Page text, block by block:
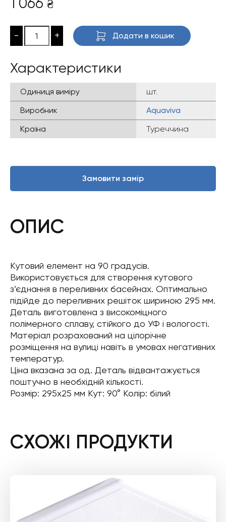
₴
- + Додати в кошик
Характеристики
Одиниця виміру
шт.
Виробник
Aquaviva
Країна
Туреччина
Замовити замір
ОПИС
Кутовий елемент на 90 градусів.
Використовується для створення кутового
з’єднання в переливних басейнах. Оптимально
підійде до переливних решіток шириною 295 мм.
Деталь виготовлена ​​з високоміцного
полімерного сплаву, стійкого до УФ і вологості.
Матеріал розрахований на цілорічне
розміщення на вулиці навіть в умовах негативних
температур.
Ціна вказана за од. Деталь відвантажується
поштучно в необхідній кількості.
Розмір: 295х25 мм Кут: 90° Колір: білий
СХОЖІ ПРОДУКТИ